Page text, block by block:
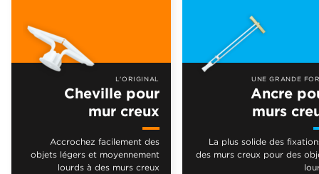
L'ORIGINAL
Cheville pour
mur creux
Accrochez facilement des
objets légers et moyennement
lourds à des murs creux
UNE GRANDE
Ancre
murs
La plus solide des
des murs creux pour des